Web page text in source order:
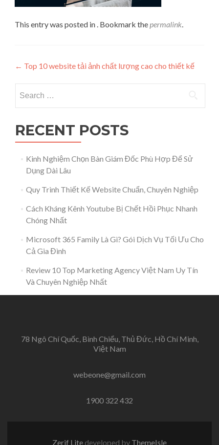
This entry was posted in . Bookmark thepermalink.
Post navigation
← Top 10 website tải ảnh chất lượng cao cho thiết kế
RECENT POSTS
Kinh Nghiệm Chọn Bàn Giám Đốc Phù Hợp Để Sử
Dụng Dài Lâu
Quy Trình Thiết Kế Website Chuẩn, Chuyên Nghiệp
Cách Kháng Kênh Youtube Bị Chết Hồi Phục Nhanh
Chóng Nhất
Microsoft 365 Family Là Gì? Gói Dịch Vụ Tối Ưu Cho
Cả Gia Đình
Review 10 Top Marketing Agency Việt Nam Uy Tín
Và Chuyên Nghiệp Nhất
78 Ngô Chí Quốc, Bình Chiểu, Thủ Đức, Hồ Chí Minh,
Việt Nam
webeone@gmail.com
1900 322 432
Zerif Lite developed by ThemeIsle